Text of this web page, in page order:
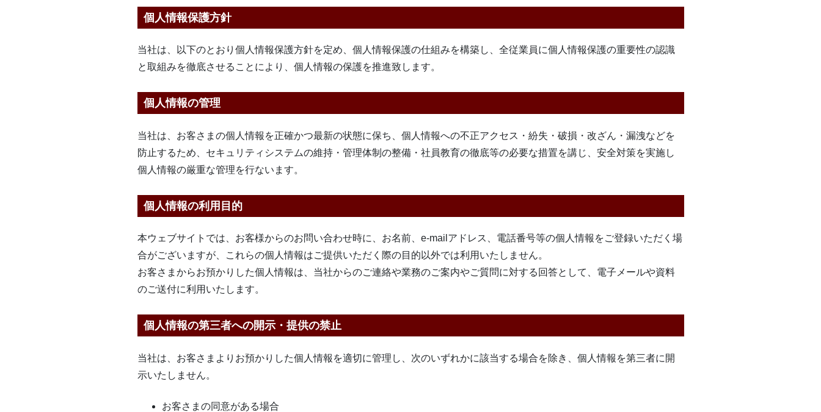
個人情報保護方針
当社は、以下のとおり個人情報保護方針を定め、個人情報保護の仕組みを構築し、全従業員に個人情報保護の重要性の認識
と取組みを徹底させることにより、個人情報の保護を推進致します。
個人情報の管理
当社は、お客さまの個人情報を正確かつ最新の状態に保ち、個人情報への不正アクセス・紛失・破損・改ざん・漏洩などを
防止するため、セキュリティシステムの維持・管理体制の整備・社員教育の徹底等の必要な措置を講じ、安全対策を実施し
個人情報の厳重な管理を行ないます。
個人情報の利用目的
本ウェブサイトでは、お客様からのお問い合わせ時に、お名前、e-mailアドレス、電話番号等の個人情報をご登録いただく場
合がございますが、これらの個人情報はご提供いただく際の目的以外では利用いたしません。
お客さまからお預かりした個人情報は、当社からのご連絡や業務のご案内やご質問に対する回答として、電子メールや資料
のご送付に利用いたします。
個人情報の第三者への開示・提供の禁止
当社は、お客さまよりお預かりした個人情報を適切に管理し、次のいずれかに該当する場合を除き、個人情報を第三者に開
示いたしません。
お客さまの同意がある場合